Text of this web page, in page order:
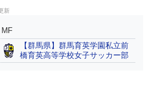
新
MF
【群馬県】群馬育英学園私立前
橋育英高等学校女子サッカー部